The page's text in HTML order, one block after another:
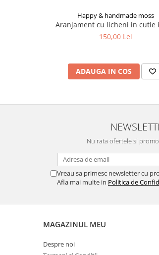
Happy & handmade moss
Aranjament cu licheni in cutie
150,00 Lei
ADAUGA IN COS
Nu rata ofertele si
Vreau sa primesc newsletter cu
Afla mai multe in Politica de
MAGAZINUL MEU
Despre noi